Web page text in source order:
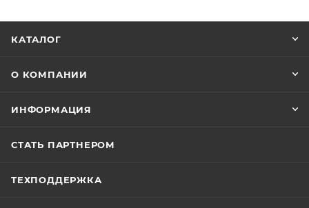
КАТАЛОГ
О КОМПАНИИ
ИНФОРМАЦИЯ
СТАТЬ ПАРТНЕРОМ
ТЕХПОДДЕРЖКА